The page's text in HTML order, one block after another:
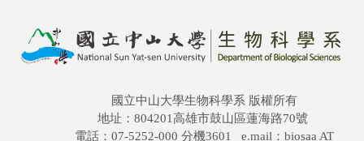
國立中山大學生物科學系 版權所有
地址：804201高雄市鼓山區蓮海路70號
電話：07-5252-000 分機3601 e.mail：biosaa AT